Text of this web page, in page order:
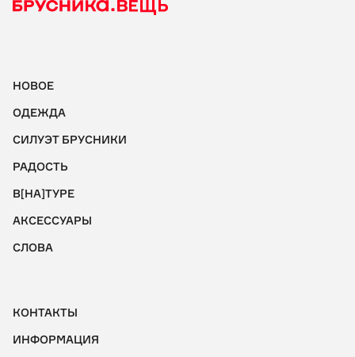
- Стирать с изделиями аналогичных цветов и составов.
НОВОЕ
ОДЕЖДА
СИЛУЭТ БРУСНИКИ
РАДОСТЬ
В[НА]ТУРЕ
АКСЕССУАРЫ
СЛОВА
КОНТАКТЫ
ИНФОРМАЦИЯ